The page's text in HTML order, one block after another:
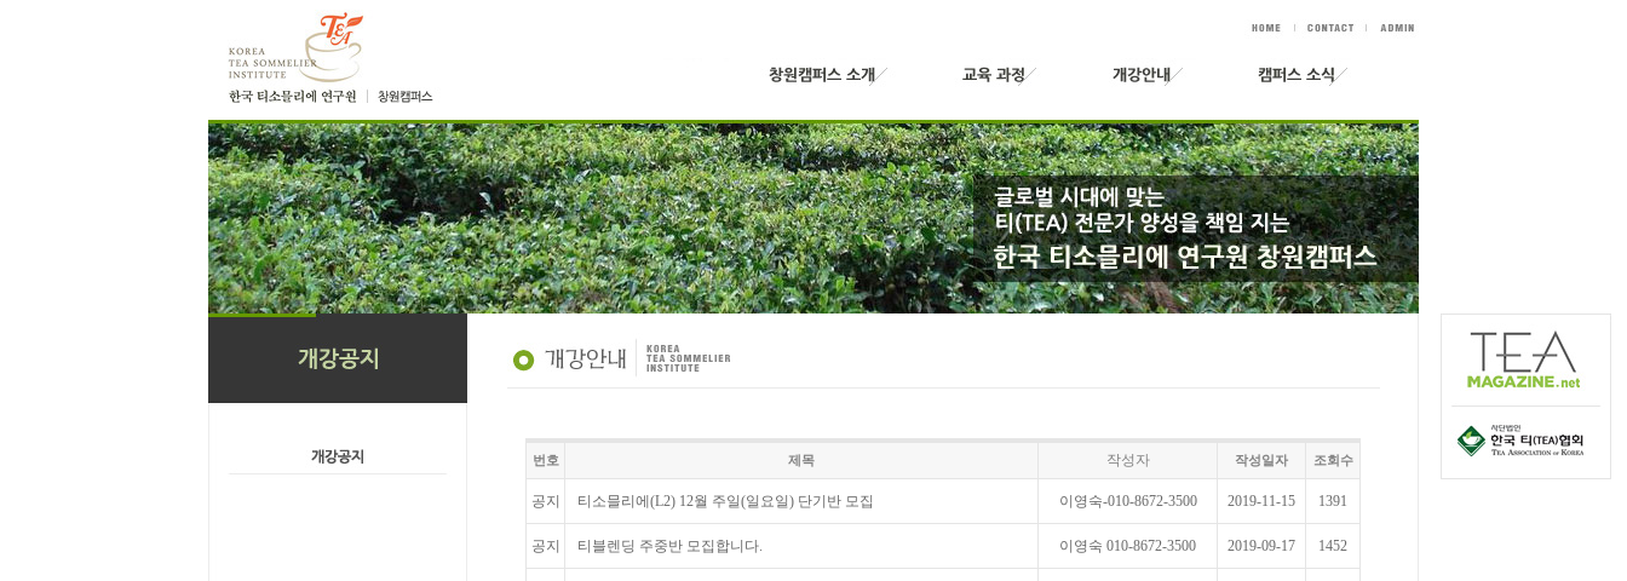
번호 제목 작성자 작성일자 조회수
공지 티소믈리에(L2) 12월 주일(일요일) 단기반 모집 이영숙-010-8672-3500 2019-11-15 1391
공지 티블렌딩 주중반 모집합니다. 이영숙 010-8672-3500 2019-09-17 1452